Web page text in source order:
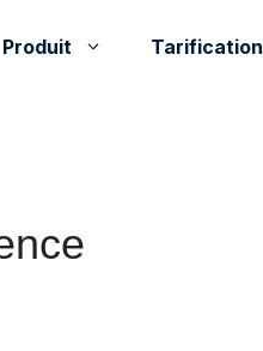
Produit Tarification